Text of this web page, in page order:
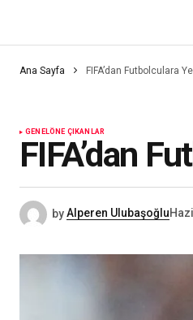
Ana Sayfa FIFA’dan Futbolculara
GENEL ÖNE ÇIKANLAR
FIFA’dan
byAlperen Ulubaşoğlu